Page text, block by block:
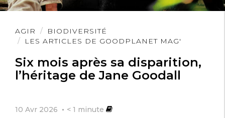
AGIR
BIODIVERSITÉ
LES ARTICLES DE GOODPLANET MAG'
Six mois après sa disparition,
l’héritage de Jane Goodall
10 Avr 2026 < 1 minute
Lire
l'article